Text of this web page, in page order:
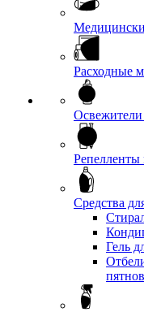
Расходные
Освежители
Средства
Гель